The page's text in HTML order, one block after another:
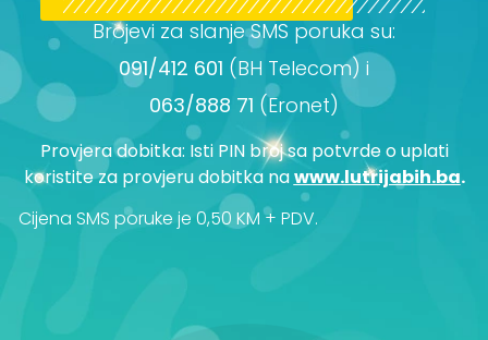
Brojevi za slanje SMS poruka su:
091/412 601 (BH Telecom) i
063/888 71 (Eronet)
Provjera dobitka: Isti PIN broj sa potvrde o uplati
koristite za provjeru dobitka nawww.lutrijabih.ba.
Cijena SMS poruke je 0,50 KM + PDV.